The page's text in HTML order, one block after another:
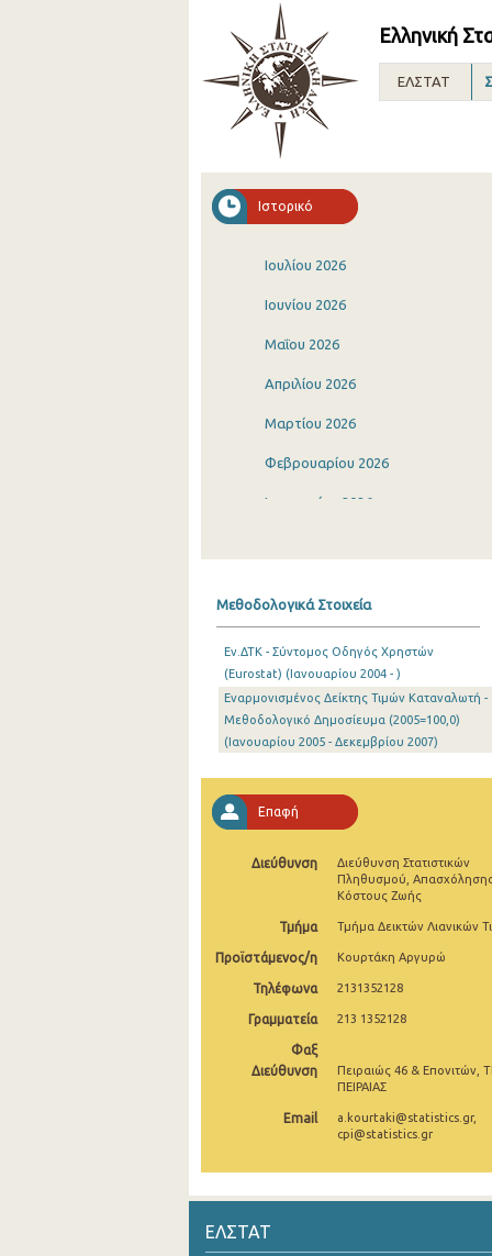
Ελληνική
ΕΛΣΤΑΤ
Ιστορικό
Ιουλίου 2026
Ιουνίου 2026
Μαΐου 2026
Απριλίου 2026
Μαρτίου 2026
Φεβρουαρίου 2026
Ιανουαρίου 2026
Σεπτεμβρίου 2025
Αυγούστου 2025
Ιουλίου 2025
Ιουνίου 2025
Μαΐου 2025
Απριλίου 2025
Μαρτίου 2025
Φεβρουαρίου 2025
Δεκεμβρίου 2024
Νοεμβρίου 2024
Οκτωβρίου 2024
Σεπτεμβρίου 2024
Αυγούστου 2024
Μεθοδολογικά Στοιχεία
Εν.ΔΤΚ - Σύντομος Οδηγός Χρηστών
(Eurostat) (Ιανουαρίου 2004 - )
Εναρμονισμένος Δείκτης Τιμών Καταναλωτή -
Μεθοδολογικό Δημοσίευμα (2005=100,0)
(Ιανουαρίου 2005 - Δεκεμβρίου 2007)
Επαφή
Διεύθυνση
Διεύθυνση Στατιστικών
Πληθυσμού, Απασχόλησης
Κόστους Ζωής
Τμήμα Τμήμα Δεικτών Λιανικών
Προϊστάμενος/η Κουρτάκη Αργυρώ
Τηλέφωνα 2131352128
Γραμματεία 213 1352128
Φαξ
Διεύθυνση
Πειραιώς 46 & Επονιτών,
ΠΕΙΡΑΙΑΣ
Email
a.kourtaki@statistics.gr,
cpi@statistics.gr
ΕΛΣΤΑΤ